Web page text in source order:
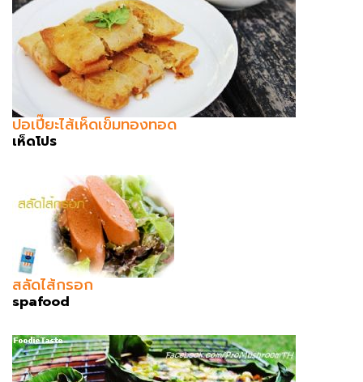
ปอเปี๊ยะไส้เห็ดเข็มทองทอด
เห็ดโปร
สลัดไส้กรอก
spafood